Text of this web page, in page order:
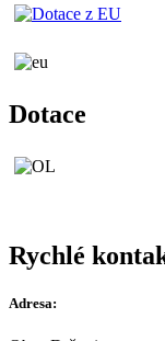
Dotace
Rychlé
Adresa: